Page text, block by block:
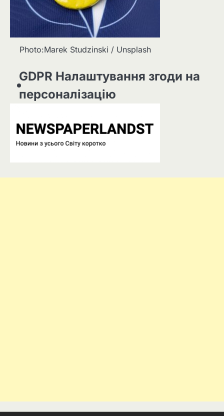
Photo:Marek Studzinski / Unsplash
GDPR Налаштування згоди на
персоналізацію